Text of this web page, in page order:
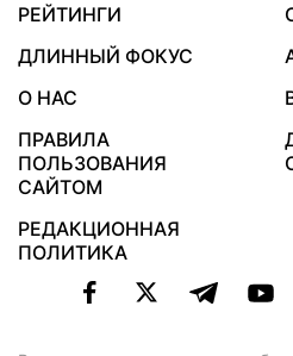
РЕЙТИНГИ
ДЛИННЫЙ ФОКУС
О НАС
ПРАВИЛА
ПОЛЬЗОВАНИЯ
САЙТОМ
РЕДАКЦИОННАЯ
ПОЛИТИКА